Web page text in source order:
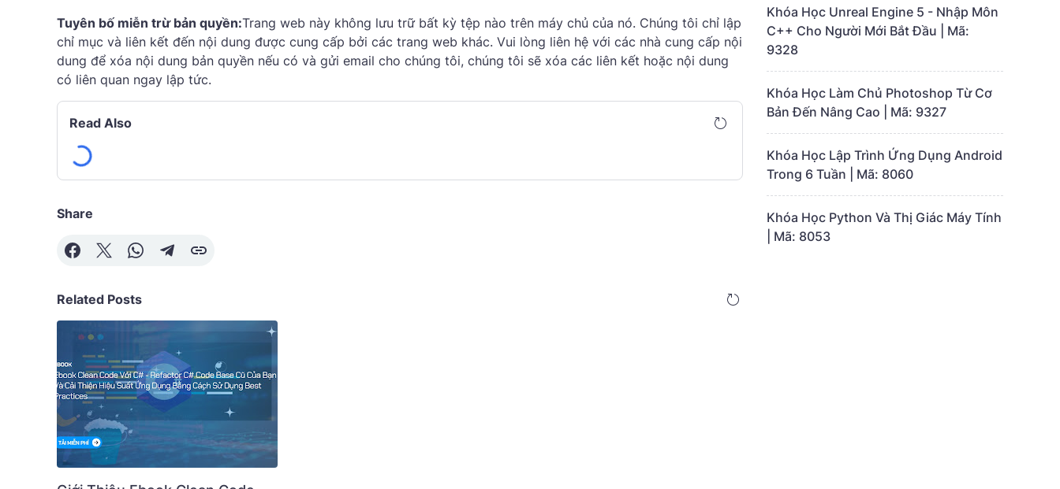
Tuyên bố miễn trừ bản quyền:Trang web này không lưu trữ bất kỳ tệp nào trên máy chủ của nó. Chúng tôi chỉ lập
chỉ mục và liên kết đến nội dung được cung cấp bởi các trang web khác. Vui lòng liên hệ với các nhà cung cấp nội
dung để xóa nội dung bản quyền nếu có và gửi email cho chúng tôi, chúng tôi sẽ xóa các liên kết hoặc nội dung
có liên quan ngay lập tức.
Read Also
Share
Related Posts
Khóa Học Unreal Engine 5 - Nhập Môn
C++ Cho Người Mới Bắt Đầu | Mã:
9328
Khóa Học Làm Chủ Photoshop Từ Cơ
Bản Đến Nâng Cao | Mã: 9327
Khóa Học Lập Trình Ứng Dụng Android
Trong 6 Tuần | Mã: 8060
Khóa Học Python Và Thị Giác Máy Tính
| Mã: 8053